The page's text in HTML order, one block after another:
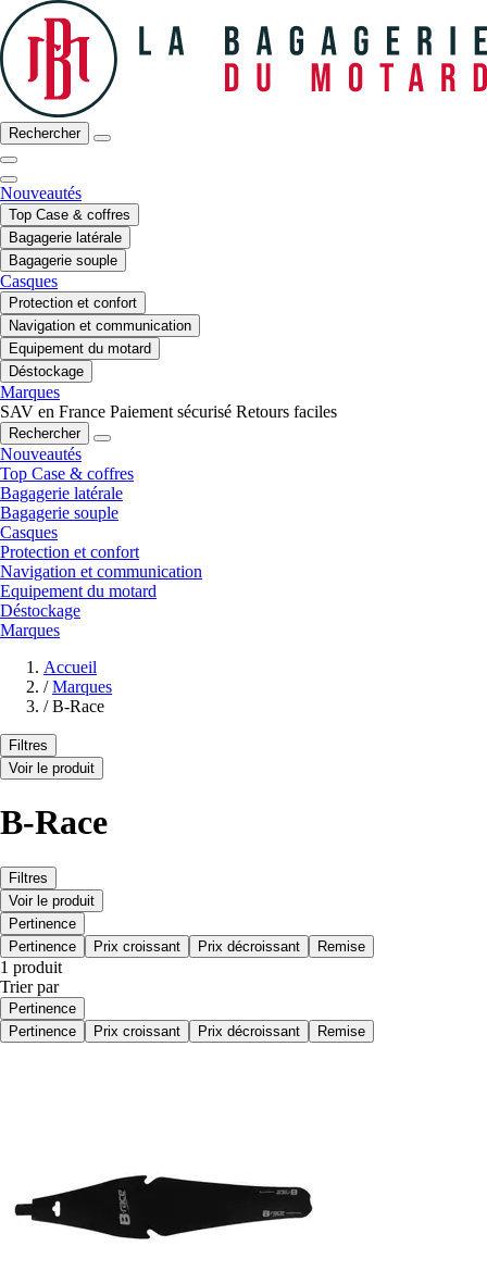
Rechercher
Nouveautés
Top Case & coffres
Bagagerie latérale
Bagagerie souple
Casques
Protection et confort
Navigation et communication
Equipement du motard
Déstockage
Marques
SAV en France Paiement sécurisé Retours faciles
Rechercher
Nouveautés
Top Case & coffres
Bagagerie latérale
Bagagerie souple
Casques
Protection et confort
Navigation et communication
Equipement du motard
Déstockage
Marques
Accueil
/ Marques
/ B-Race
Filtres
Voir le produit
B-Race
Filtres
Voir le produit
Pertinence
Pertinence
Prix croissant Prix décroissant Remise
1 produit
Trier par
Pertinence
Pertinence
Prix croissant Prix décroissant Remise